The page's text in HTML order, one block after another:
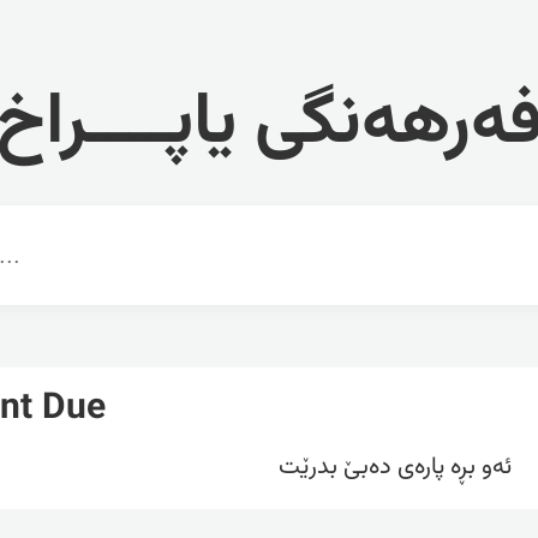
Due
ئەو بڕە پارەی دەبێ بدرێت